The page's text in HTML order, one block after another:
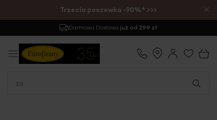
Trzecia poszewka -90%* >>> ×
Darmowa Dostawa już od 299 zł